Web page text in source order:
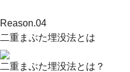
Reason.04
二重まぶた埋没法とは
二重まぶた埋没法とは？